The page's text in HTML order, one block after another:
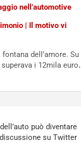
nell’automotive
| Il motivo vi
dell’amore. Su
i 12mila euro.
può diventare
su Twitter